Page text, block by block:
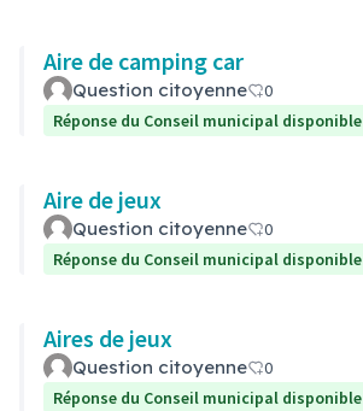
Aire de camping car
Question citoyenne
0
Réponse du Conseil municipal disponible
Aire de jeux
Question citoyenne
0
Réponse du Conseil municipal disponible
Aires de jeux
Question citoyenne
0
Réponse du Conseil municipal disponible